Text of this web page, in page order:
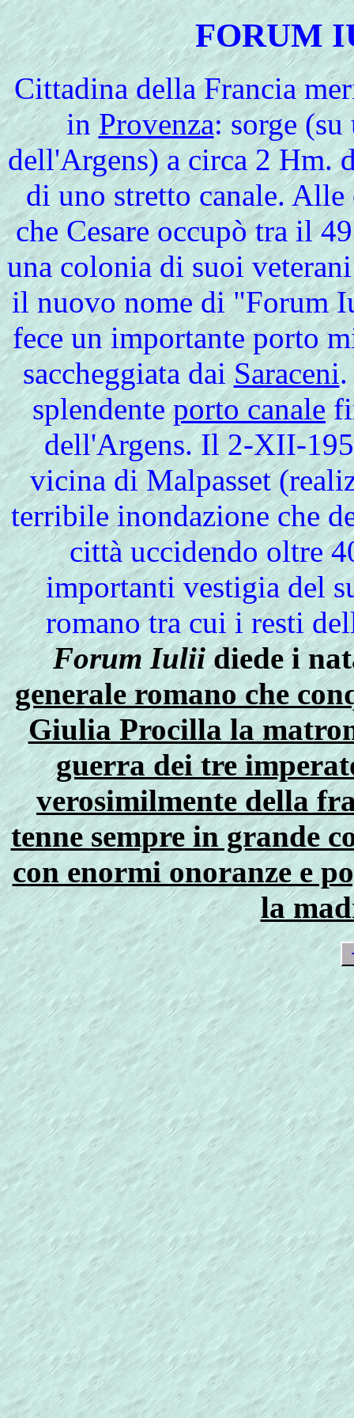
FORUM
Cittadina della Francia
inProvenza: sorge (su
dell'Argens) a circa 2 Hm.
di uno stretto canale.
che Cesare occupò tra il
una colonia di suoi
il nuovo nome di "Forum
fece un importante porto
saccheggiata daiSaraceni.
splendenteporto canale
dell'Argens. Il 2-XII-
vicina di Malpasset
terribile inondazione che
città uccidendo oltre
importanti vestigia del
romano tra cui i resti
Forum Iuliidiede i
generale romano che
Giulia Procilla la
guerra dei tre
verosimilmente della
tenne sempre in grande
con enormi onoranze e
la